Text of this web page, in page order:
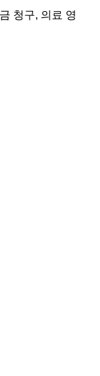
청구, 의료 영